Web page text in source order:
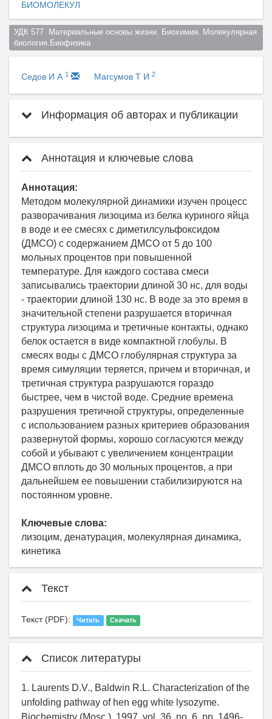
БИОМОЛЕКУЛ
УДК 577  Материальные основы жизни. Биохимия. Молекулярная
биология.Биофизика
Седов И А 1 Магсумов Т И 2
Информация об авторах и публикации
Аннотация и ключевые слова
Аннотация:
Методом молекулярной динамики изучен процесс
разворачивания лизоцима из белка куриного яйца
в воде и ее смесях с диметилсульфоксидом
(ДМСО) с содержанием ДМСО от 5 до 100
мольных процентов при повышенной
температуре. Для каждого состава смеси
записывались траектории длиной 30 нс, для воды
- траектории длиной 130 нс. В воде за это время в
значительной степени разрушается вторичная
структура лизоцима и третичные контакты, однако
белок остается в виде компактной глобулы. В
смесях воды с ДМСО глобулярная структура за
время симуляции теряется, причем и вторичная, и
третичная структура разрушаются гораздо
быстрее, чем в чистой воде. Средние времена
разрушения третичной структуры, определенные
с использованием разных критериев образования
развернутой формы, хорошо согласуются между
собой и убывают с увеличением концентрации
ДМСО вплоть до 30 мольных процентов, а при
дальнейшем ее повышении стабилизируются на
постоянном уровне.
Ключевые слова:
лизоцим, денатурация, молекулярная динамика,
кинетика
Текст
Текст (PDF): Читать Скачать
Список литературы
1. Laurents D.V., Baldwin R.L. Characterization of the
unfolding pathway of hen egg white lysozyme.